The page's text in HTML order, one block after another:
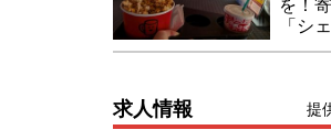
「シ
提
求人情報